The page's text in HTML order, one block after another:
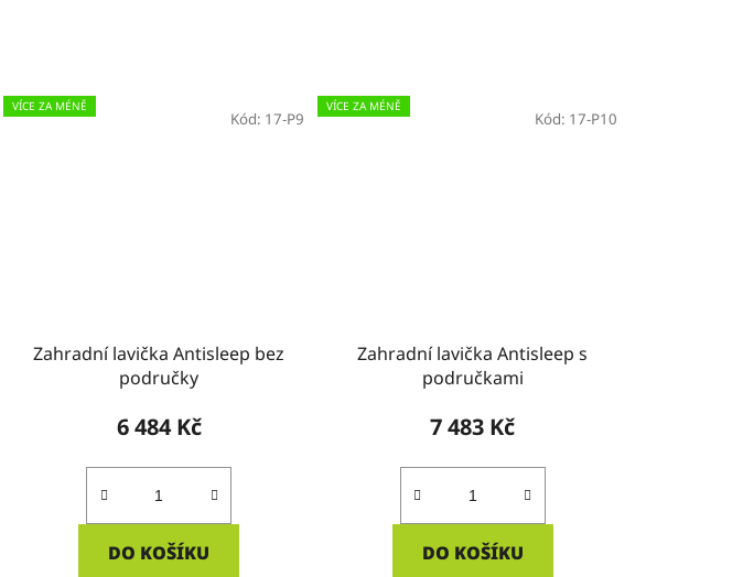
VÍCE ZA MÉNĚ
Zahradní lavička Antisleep bez
područky
6 484 Kč
DO KOŠÍKU
Kód: 17-P9
VÍCE ZA MÉNĚ
Zahradní lavička Antisleep s
područkami
7 483 Kč
DO KOŠÍKU
Kód: 17-P10